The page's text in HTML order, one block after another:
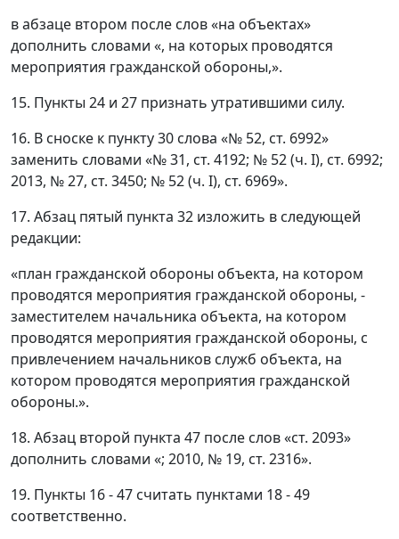
в абзаце втором после слов «на объектах»
дополнить словами «, на которых проводятся
мероприятия гражданской обороны,».
15. Пункты 24 и 27 признать утратившими силу.
16. В сноске к пункту 30 слова «№ 52, ст. 6992»
заменить словами «№ 31, ст. 4192; № 52 (ч. I), ст. 6992;
2013, № 27, ст. 3450; № 52 (ч. I), ст. 6969».
17. Абзац пятый пункта 32 изложить в следующей
редакции:
«план гражданской обороны объекта, на котором
проводятся мероприятия гражданской обороны, -
заместителем начальника объекта, на котором
проводятся мероприятия гражданской обороны, с
привлечением начальников служб объекта, на
котором проводятся мероприятия гражданской
обороны.».
18. Абзац второй пункта 47 после слов «ст. 2093»
дополнить словами «; 2010, № 19, ст. 2316».
19. Пункты 16 - 47 считать пунктами 18 - 49
соответственно.